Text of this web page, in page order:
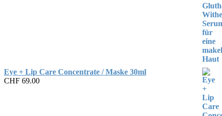
Eye + Lip Care Concentrate / Maske 30ml
CHF 69.00